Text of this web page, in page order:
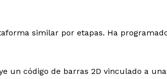
similar por etapas. Ha
un código de barras 2D vinculado a